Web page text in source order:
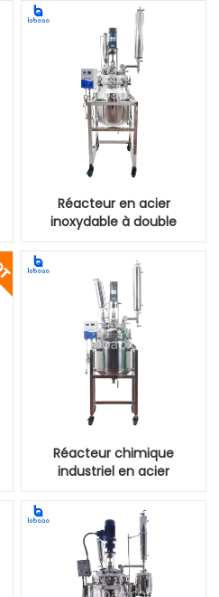
Réacteur en acier
inoxydable à double
couche de 50 L
Réacteur chimique
industriel en acier
inoxydable à double
couche de 200 L